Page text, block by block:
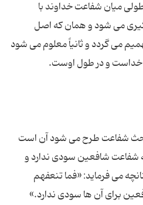
میان شفاعت خداوند با
می شود و همان که اصل
می گردد و ثانیاً معلوم می شود
شفاعت طرح می شود آن است
شفاعت شافعین سودی ندارد و
می فرماید: «فما تنعفهم
برای آن ها سودی ندارد.»